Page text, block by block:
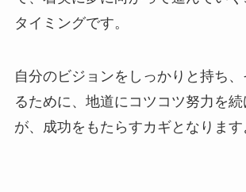
タイミングです。
自分のビジョンをしっかりと持ち
るために、地道にコツコツ努力を続
が、成功をもたらすカギとなります